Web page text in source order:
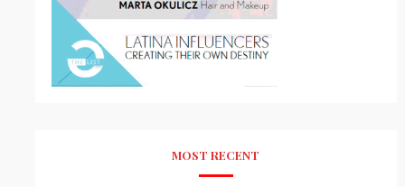
MOST RECENT